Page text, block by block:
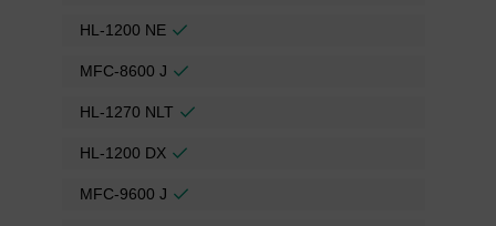
HL-1200 NE
MFC-8600 J
HL-1270 NLT
HL-1200 DX
MFC-9600 J